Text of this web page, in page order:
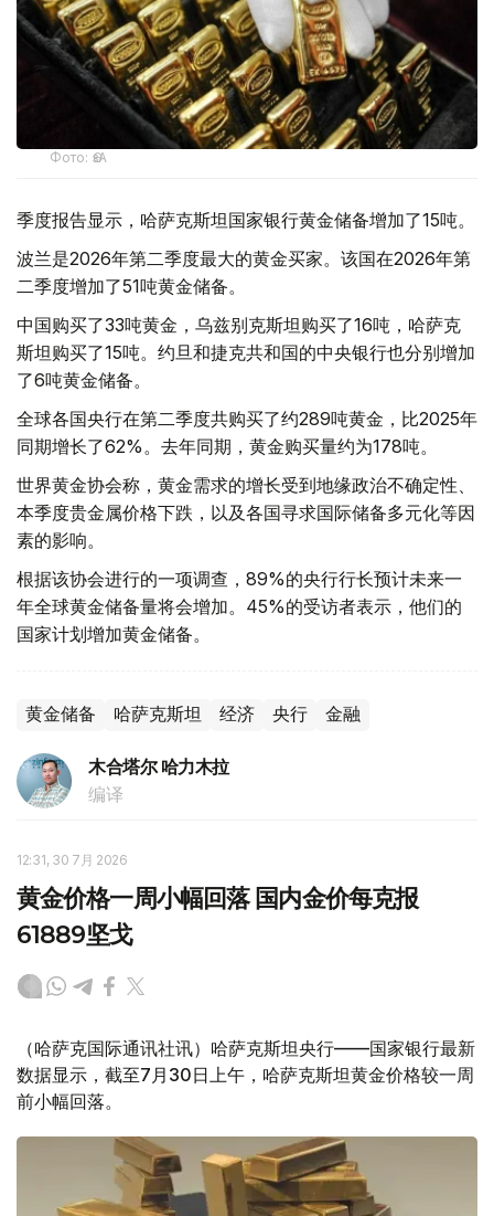
Фото: ӨзА
季度报告显示，哈萨克斯坦国家银行黄金储备增加了15吨。
波兰是2026年第二季度最大的黄金买家。该国在2026年第
二季度增加了51吨黄金储备。
中国购买了33吨黄金，乌兹别克斯坦购买了16吨，哈萨克
斯坦购买了15吨。约旦和捷克共和国的中央银行也分别增加
了6吨黄金储备。
全球各国央行在第二季度共购买了约289吨黄金，比2025年
同期增长了62%。去年同期，黄金购买量约为178吨。
世界黄金协会称，黄金需求的增长受到地缘政治不确定性、
本季度贵金属价格下跌，以及各国寻求国际储备多元化等因
素的影响。
根据该协会进行的一项调查，89%的央行行长预计未来一
年全球黄金储备量将会增加。45%的受访者表示，他们的
国家计划增加黄金储备。
黄金储备 哈萨克斯坦 经济 央行 金融
木合塔尔 哈力木拉
编译
12:31, 30 7月 2026
黄金价格一周小幅回落 国内金价每克报
61889坚戈
（哈萨克国际通讯社讯）哈萨克斯坦央行——国家银行最新
数据显示，截至7月30日上午，哈萨克斯坦黄金价格较一周
前小幅回落。